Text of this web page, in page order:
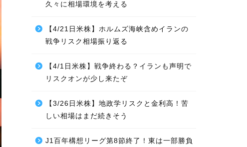
久々に相場環境を考える
【4/21日米株】ホルムズ海峡含めイランの
戦争リスク相場振り返る
【4/1日米株】戦争終わる？イランも声明で
リスクオンが少し来たぞ
【3/26日米株】地政学リスクと金利高！苦
しい相場はまだ続きそう
J1百年構想リーグ第8節終了！東は一部勝負